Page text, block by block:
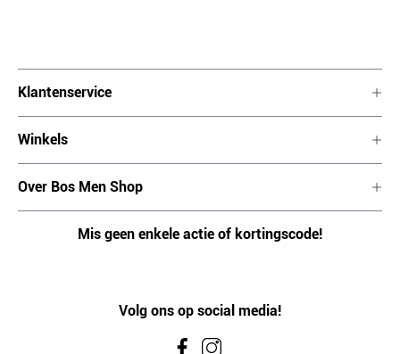
Klantenservice
Winkels
Over Bos Men Shop
Mis geen enkele actie of kortingscode!
Volg ons op social media!